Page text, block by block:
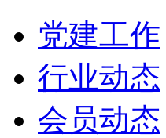
党建工作
行业动态
会员动态